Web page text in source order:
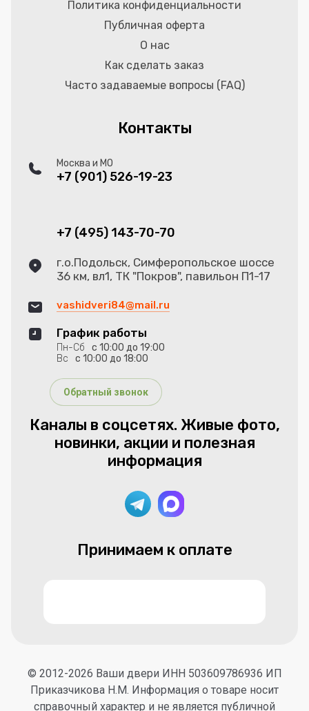
Политика конфиденциальности
Публичная оферта
О нас
Как сделать заказ
Часто задаваемые вопросы (FAQ)
Контакты
Москва и МО
+7 (901) 526-19-23
+7 (495) 143-70-70
г.о.Подольск, Симферопольское шоссе
36 км, вл1, ТК "Покров", павильон П1-17
vashidveri84@mail.ru
График работы
Пн-Сб
с 10:00 до 19:00
Вс
с 10:00 до 18:00
Обратный звонок
Каналы в соцсетях. Живые фото,
новинки, акции и полезная
информация
Принимаем к оплате
© 2012-2026 Ваши двери ИНН 503609786936 ИП
Приказчикова Н.М. Информация о товаре носит
справочный характер и не является публичной